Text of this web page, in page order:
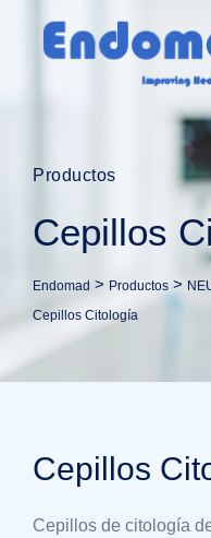
Productos
Cepillos
Endomad > Productos >
Cepillos Citología
Cepillos
Cepillos de citología